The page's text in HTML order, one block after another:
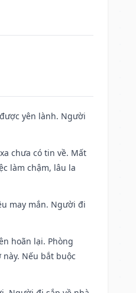
yên lành. Người
chưa có tin về. Mất
làm chậm, lâu la
may mắn. Người đi
hoãn lại. Phòng
Nếu bắt buộc